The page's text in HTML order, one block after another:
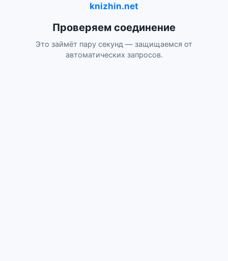
knizhin.net
Проверяем соединение
Это займёт пару секунд — защищаемся от
автоматических запросов.